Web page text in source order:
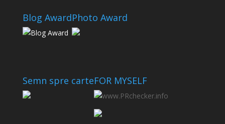
Blog AwardPhoto Award
Semn spre carteFOR MYSELF